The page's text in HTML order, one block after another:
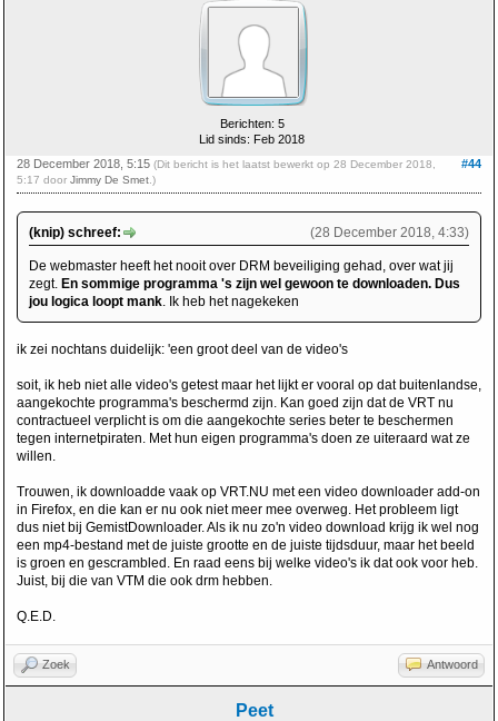
Berichten: 5
Lid sinds: Feb 2018
#44
28 December 2018, 5:15 (Dit bericht is het laatst bewerkt op 28 December 2018,
5:17 door Jimmy De Smet .)
(28 December 2018, 4:33)
(knip) schreef:
De webmaster heeft het nooit over DRM beveiliging gehad, over wat jij
zegt. En sommige programma 's zijn wel gewoon te downloaden. Dus
jou logica loopt mank. Ik heb het nagekeken
ik zei nochtans duidelijk: 'een groot deel van de video's
soit, ik heb niet alle video's getest maar het lijkt er vooral op dat buitenlandse,
aangekochte programma's beschermd zijn. Kan goed zijn dat de VRT nu
contractueel verplicht is om die aangekochte series beter te beschermen
tegen internetpiraten. Met hun eigen programma's doen ze uiteraard wat ze
willen.
Trouwen, ik downloadde vaak op VRT.NU met een video downloader add-on
in Firefox, en die kan er nu ook niet meer mee overweg. Het probleem ligt
dus niet bij GemistDownloader. Als ik nu zo'n video download krijg ik wel nog
een mp4-bestand met de juiste grootte en de juiste tijdsduur, maar het beeld
is groen en gescrambled. En raad eens bij welke video's ik dat ook voor heb.
Juist, bij die van VTM die ook drm hebben.
Q.E.D.
Zoek Antwoord
Peet